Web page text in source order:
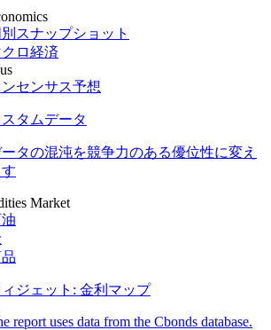
別スナップショット
ロ経済
ンセンサス予想
スタムデータ
タの混沌を競争力のある優位性に変え
す
Market
ィジェット: 金利マップ
report uses data from the Cbonds database.